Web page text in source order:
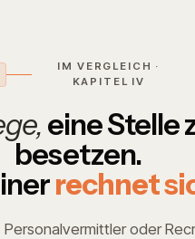
IM VERGLEICH ·
KAPITEL IV
eine Stelle
besetzen.
rechnet
Personalvermittler oder